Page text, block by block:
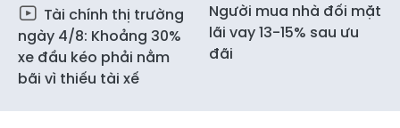
Tài chính thị trường
ngày 4/8: Khoảng 30%
xe đầu kéo phải nằm
bãi vì thiếu tài xế
Người mua nhà đối mặt
lãi vay 13-15% sau ưu
đãi